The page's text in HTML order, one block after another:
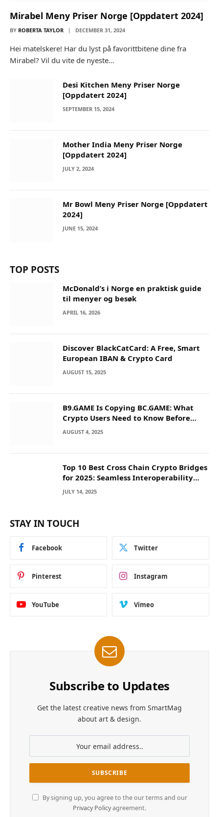
Mirabel Meny Priser Norge [Oppdatert 2024]
BY ROBERTA TAYLOR DECEMBER 31, 2024
Hei matelskere! Har du lyst på favorittbitene dine fra
Mirabel? Vil du vite de nyeste…
Desi Kitchen Meny Priser Norge
[Oppdatert 2024]
SEPTEMBER 15, 2024
Mother India Meny Priser Norge
[Oppdatert 2024]
JULY 2, 2024
Mr Bowl Meny Priser Norge [Oppdatert
2024]
JUNE 15, 2024
TOP POSTS
McDonald’s i Norge en praktisk guide
til menyer og besøk
APRIL 16, 2026
Discover BlackCatCard: A Free, Smart
European IBAN & Crypto Card
AUGUST 15, 2025
B9.GAME Is Copying BC.GAME: What
Crypto Users Need to Know Before
They Deposit
AUGUST 4, 2025
Top 10 Best Cross Chain Crypto Bridges
for 2025: Seamless Interoperability
Across Blockchain Networks
JULY 14, 2025
STAY IN TOUCH
Facebook Twitter
Pinterest Instagram
YouTube Vimeo
Subscribe to Updates
Get the latest creative news from SmartMag
about art & design.
By signing up, you agree to the our terms and our
Privacy Policyagreement.